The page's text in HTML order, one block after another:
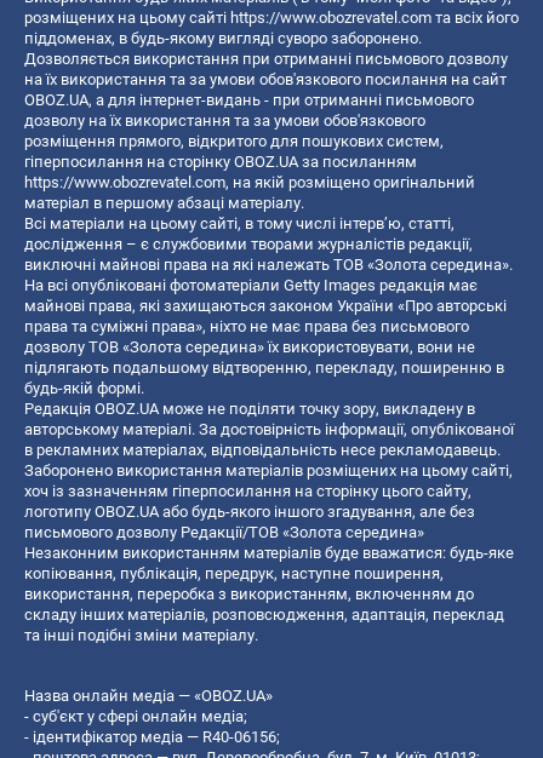
розміщених на цьому сайті https://www.obozrevatel.com та всіх його
піддоменах, в будь-якому вигляді суворо заборонено.
Дозволяється використання при отриманні письмового дозволу
на їх використання та за умови обов'язкового посилання на сайт
OBOZ.UA, а для інтернет-видань - при отриманні письмового
дозволу на їх використання та за умови обов'язкового
розміщення прямого, відкритого для пошукових систем,
гіперпосилання на сторінку OBOZ.UA за посиланням
https://www.obozrevatel.com, на якій розміщено оригінальний
матеріал в першому абзаці матеріалу.
Всі матеріали на цьому сайті, в тому числі інтерв’ю, статті,
дослідження – є службовими творами журналістів редакції,
виключні майнові права на які належать ТОВ «Золота середина».
На всі опубліковані фотоматеріали Getty Images редакція має
майнові права, які захищаються законом України «Про авторські
права та суміжні права», ніхто не має права без письмового
дозволу ТОВ «Золота середина» їх використовувати, вони не
підлягають подальшому відтворенню, перекладу, поширенню в
будь-якій формі.
Редакція OBOZ.UA може не поділяти точку зору, викладену в
авторському матеріалі. За достовірність інформації, опублікованої
в рекламних матеріалах, відповідальність несе рекламодавець.
Заборонено використання матеріалів розміщених на цьому сайті,
хоч із зазначенням гіперпосилання на сторінку цього сайту,
логотипу OBOZ.UA або будь-якого іншого згадування, але без
письмового дозволу Редакції/ТОВ «Золота середина»
Незаконним використанням матеріалів буде вважатися: будь-яке
копiювання, публiкацiя, передрук, наступне поширення,
використання, переробка з використанням, включенням до
складу інших матеріалів, розповсюдження, адаптація, переклад
та інші подібні зміни матеріалу.
Назва онлайн медіа — «OBOZ.UA»
- суб'єкт у сфері онлайн медіа;
- ідентифікатор медіа — R40-06156;